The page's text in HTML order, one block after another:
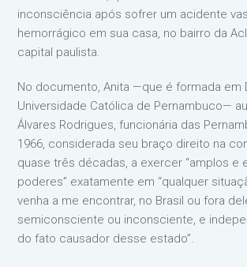
inconsciência após sofrer um acidente
hemorrágico em sua casa, no bairro da
capital paulista.
No documento, Anita —que é formada em
Universidade Católica de Pernambuco—
Álvares Rodrigues, funcionária das
1966, considerada seu braço direito na
quase três décadas, a exercer “amplos e
poderes” exatamente em “qualquer
venha a me encontrar, no Brasil ou fora
semiconsciente ou inconsciente, e
do fato causador desse estado”.